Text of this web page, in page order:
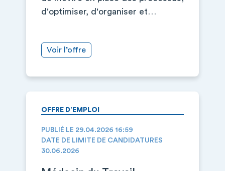
d'optimiser, d'organiser et…
Voir l’offre
OFFRE D’EMPLOI
PUBLIÉ LE 29.04.2026 16:59
DATE DE LIMITE DE CANDIDATURES
30.06.2026